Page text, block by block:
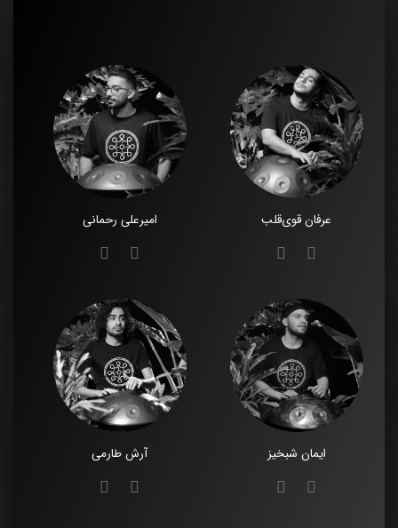
عرفان قوی‌قلب امیرعلی رحمانی
ایمان شبخیز آرش طارمی